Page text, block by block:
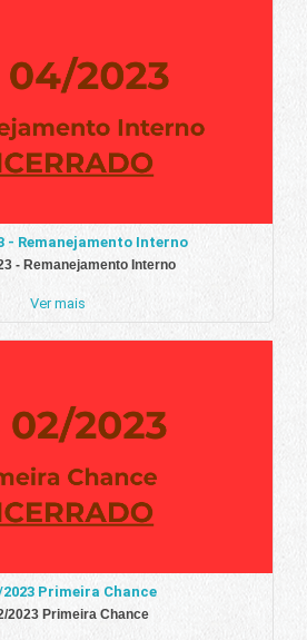
- Remanejamento Interno
- Remanejamento Interno
Ver mais
2023 Primeira Chance
2023 Primeira Chance